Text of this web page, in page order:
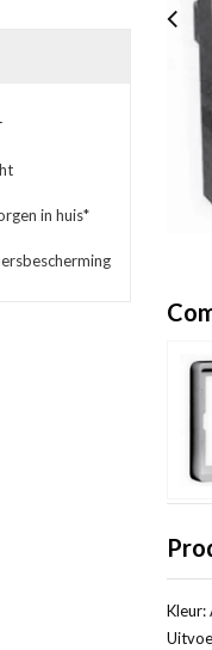
in huis*
Kleur: